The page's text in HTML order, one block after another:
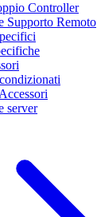
Controller
Supporto Remoto
server